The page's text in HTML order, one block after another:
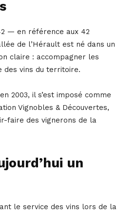
— en référence aux 42
de l’Hérault est né dans un
claire : accompagner les
des vins du territoire.
2003, il s’est imposé comme
Vignobles & Découvertes,
faire des vignerons de la
un
le service des vins lors de la